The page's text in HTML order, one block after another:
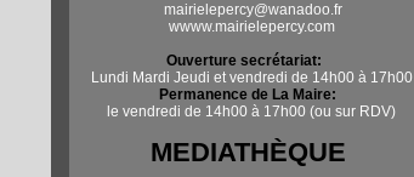
mairielepercy@wanadoo.fr
wwww.mairielepercy.com
Ouverture secrétariat:
Lundi Mardi Jeudi et vendredi de 14h00 à 17h00
Permanence de La Maire:
le vendredi de 14h00 à 17h00 (ou sur RDV)
MEDIATHÈQUE